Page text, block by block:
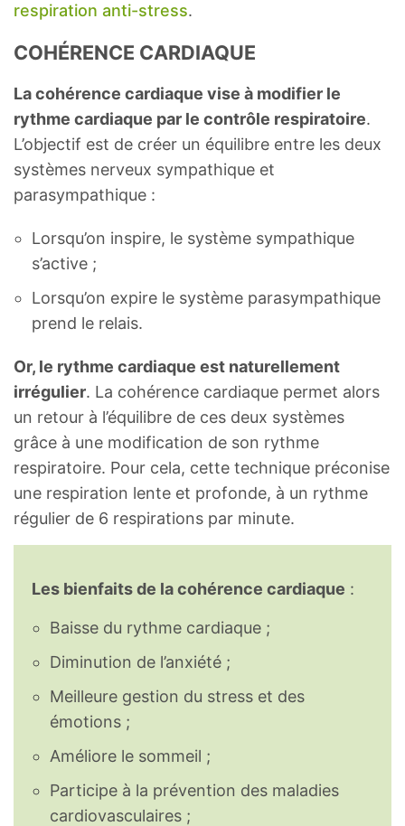
respiration anti-stress.
COHÉRENCE CARDIAQUE
La cohérence cardiaque vise à modifier le
rythme cardiaque par le contrôle respiratoire.
L’objectif est de créer un équilibre entre les deux
systèmes nerveux sympathique et
parasympathique :
Lorsqu’on inspire, le système sympathique
s’active ;
Lorsqu’on expire le système parasympathique
prend le relais.
Or, le rythme cardiaque est naturellement
irrégulier. La cohérence cardiaque permet alors
un retour à l’équilibre de ces deux systèmes
grâce à une modification de son rythme
respiratoire. Pour cela, cette technique préconise
une respiration lente et profonde, à un rythme
régulier de 6 respirations par minute.
Les bienfaits de la cohérence cardiaque :
Baisse du rythme cardiaque ;
Diminution de l’anxiété ;
Meilleure gestion du stress et des
émotions ;
Améliore le sommeil ;
Participe à la prévention des maladies
cardiovasculaires ;